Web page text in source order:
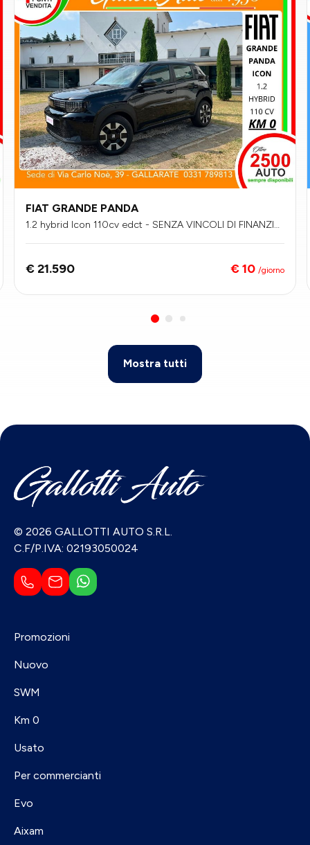
FIAT GRANDE PANDA
1.2 hybrid Icon 110cv edct - SENZA VINCOLI DI FINANZIA
€ 21.590 € 10 /giorno
Mostra tutti
© 2026 GALLOTTI AUTO S.R.L.
C.F/P.IVA: 02193050024
Promozioni
Nuovo
SWM
Km 0
Usato
Per commercianti
Evo
Aixam